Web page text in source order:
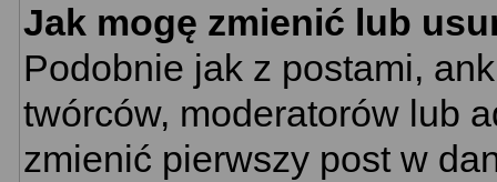
Jak mogę zmienić lub
Podobnie jak z postami,
twórców, moderatorów lub
zmienić pierwszy post w